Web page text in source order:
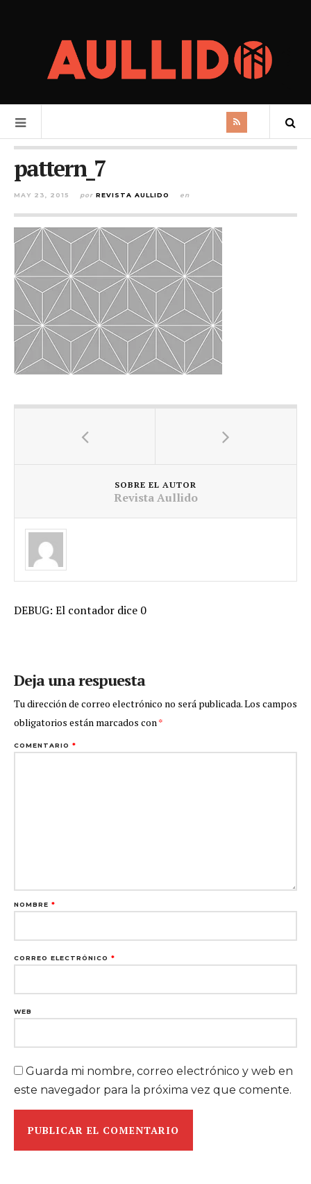
pattern_7
MAY 23, 2015 por REVISTA AULLIDO en
SOBRE EL AUTOR
Revista Aullido
DEBUG: El contador dice 0
Deja una respuesta
Tu dirección de correo electrónico no será publicada.Los campos
obligatorios están marcados con*
COMENTARIO *
NOMBRE *
CORREO ELECTRÓNICO *
WEB
Guarda mi nombre, correo electrónico y web en
este navegador para la próxima vez que comente.